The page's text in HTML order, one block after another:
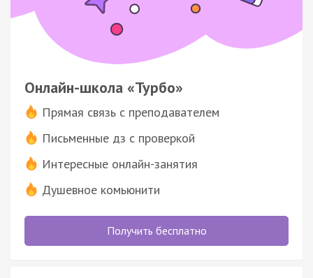
Онлайн-школа «Турбо»
Прямая связь с преподавателем
Письменные дз с проверкой
Интересные онлайн-занятия
Душевное комьюнити
Получить бесплатно